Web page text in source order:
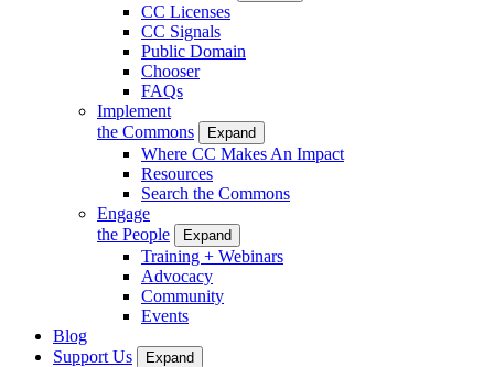
CC Licenses
CC Signals
Public Domain
Chooser
FAQs
Implement
the Commons
Expand
Where CC Makes An Impact
Resources
Search the Commons
Engage
the People
Expand
Training + Webinars
Advocacy
Community
Events
Blog
Support Us
Expand